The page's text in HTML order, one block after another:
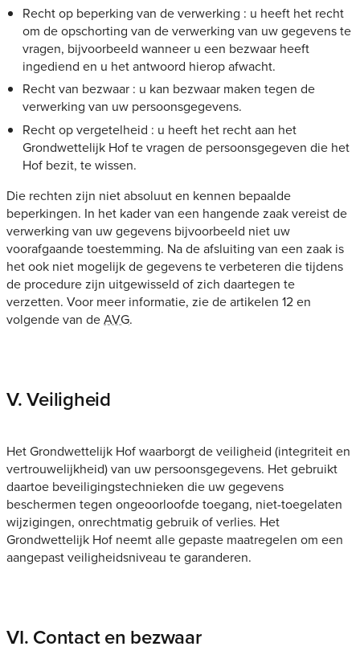
Recht op beperking van de verwerking : u heeft het recht
om de opschorting van de verwerking van uw gegevens te
vragen, bijvoorbeeld wanneer u een bezwaar heeft
ingediend en u het antwoord hierop afwacht.
Recht van bezwaar : u kan bezwaar maken tegen de
verwerking van uw persoonsgegevens.
Recht op vergetelheid : u heeft het recht aan het
Grondwettelijk Hof te vragen de persoonsgegeven die het
Hof bezit, te wissen.
Die rechten zijn niet absoluut en kennen bepaalde
beperkingen. In het kader van een hangende zaak vereist de
verwerking van uw gegevens bijvoorbeeld niet uw
voorafgaande toestemming. Na de afsluiting van een zaak is
het ook niet mogelijk de gegevens te verbeteren die tijdens
de procedure zijn uitgewisseld of zich daartegen te
verzetten. Voor meer informatie, zie de artikelen 12 en
volgende van deAVG.
V. Veiligheid
Het Grondwettelijk Hof waarborgt de veiligheid (integriteit en
vertrouwelijkheid) van uw persoonsgegevens. Het gebruikt
daartoe beveiligingstechnieken die uw gegevens
beschermen tegen ongeoorloofde toegang, niet-toegelaten
wijzigingen, onrechtmatig gebruik of verlies. Het
Grondwettelijk Hof neemt alle gepaste maatregelen om een
aangepast veiligheidsniveau te garanderen.
VI. Contact en bezwaar